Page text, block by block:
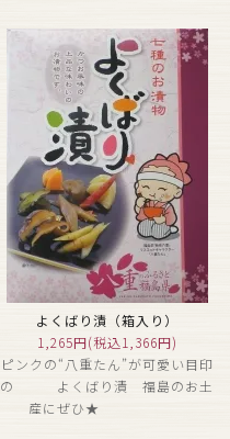
よくばり漬（箱入り）
1,265円(税込1,366円)
ピンクの“八重たん”が可愛い目印
の よくばり漬 福島のお土
産にぜひ★